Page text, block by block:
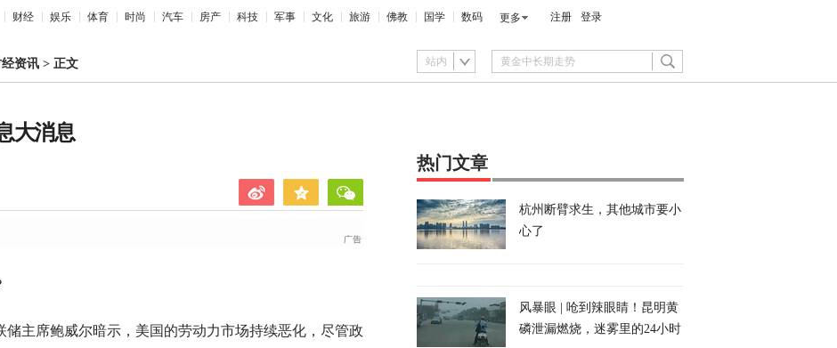
财经 娱乐 体育 时尚 汽车 房产 科技 军事 文化 旅游 佛教 国学 数码 更多 注册 登录
经资讯 > 正文 站内
大消息
主席鲍威尔暗示，美国的劳动力市场持续恶化，尽管政
热门文章
杭州断臂求生，其他城市要小
心了
风暴眼 | 呛到辣眼睛！昆明黄
磷泄漏燃烧，迷雾里的24小时